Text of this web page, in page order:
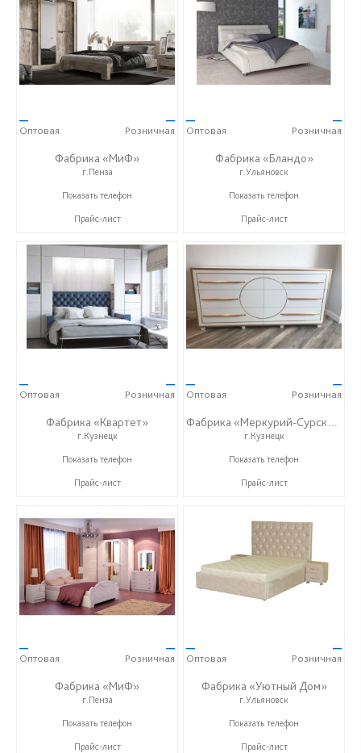
—
Оптовая
—
Розничная
Фабрика «МиФ»
г.Пенза
+7 (8412) 20-20-37
Показать телефон
Прайс-лист
—
Оптовая
—
Розничная
Фабрика «Бландо»
г.Ульяновск
+7 (8422) 54-30-75
Показать телефон
Прайс-лист
—
Оптовая
—
Розничная
Фабрика «Квартет»
г.Кузнецк
+7 (84157) 2-02-03
Показать телефон
Прайс-лист
—
Оптовая
—
Розничная
Фабрика «Меркурий-Сурский»
г.Кузнецк
+7 (8415) 73-05-06
Показать телефон
Прайс-лист
—
Оптовая
—
Розничная
Фабрика «МиФ»
г.Пенза
+7 (8412) 20-20-37
Показать телефон
Прайс-лист
—
Оптовая
—
Розничная
Фабрика «Уютный Дом»
г.Ульяновск
+7 (927) 815-33-33
Показать телефон
Прайс-лист